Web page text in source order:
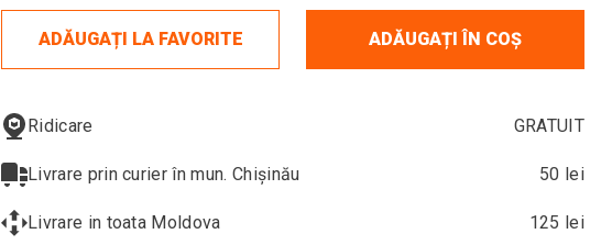
ADĂUGAȚI LA FAVORITE ADĂUGAȚI ÎN COȘ
Ridicare GRATUIT
Livrare prin curier în mun. Chișinău 50 lei
Livrare in toata Moldova 125 lei